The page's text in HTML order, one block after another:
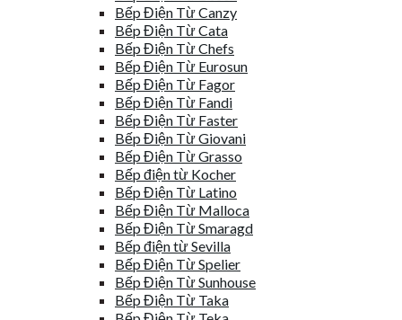
Bếp Điện Từ Canzy
Bếp Điện Từ Cata
Bếp Điện Từ Chefs
Bếp Điện Từ Eurosun
Bếp Điện Từ Fagor
Bếp Điện Từ Fandi
Bếp Điện Từ Faster
Bếp Điện Từ Giovani
Bếp Điện Từ Grasso
Bếp điện từ Kocher
Bếp Điện Từ Latino
Bếp Điện Từ Malloca
Bếp Điện Từ Smaragd
Bếp điện từ Sevilla
Bếp Điện Từ Spelier
Bếp Điện Từ Sunhouse
Bếp Điện Từ Taka